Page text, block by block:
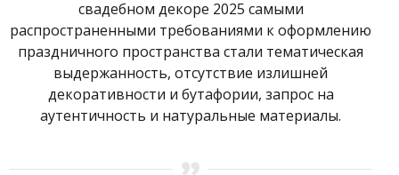
свадебном декоре 2025 самыми
распространенными требованиями к оформлению
праздничного пространства стали тематическая
выдержанность, отсутствие излишней
декоративности и бутафории, запрос на
аутентичность и натуральные материалы.